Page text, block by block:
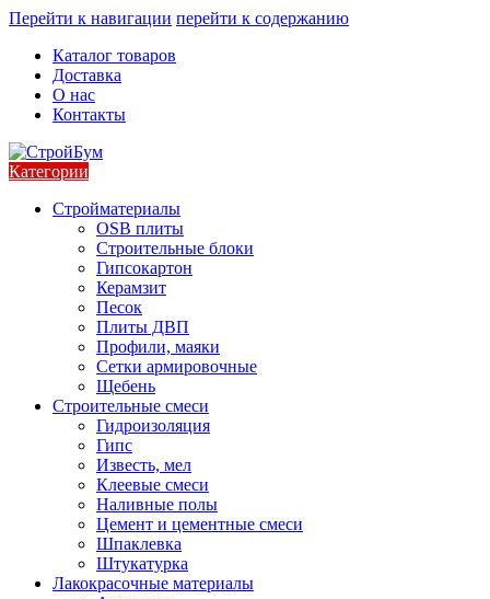
Перейти к навигации перейти к содержанию
Каталог товаров
Доставка
О нас
Контакты
Категории
Стройматериалы
OSB плиты
Строительные блоки
Гипсокартон
Керамзит
Песок
Плиты ДВП
Профили, маяки
Сетки армировочные
Щебень
Строительные смеси
Гидроизоляция
Гипс
Известь, мел
Клеевые смеси
Наливные полы
Цемент и цементные смеси
Шпаклевка
Штукатурка
Лакокрасочные материалы